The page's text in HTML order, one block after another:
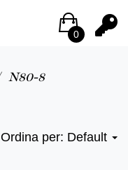
0
N80-8
Ordina per: Default